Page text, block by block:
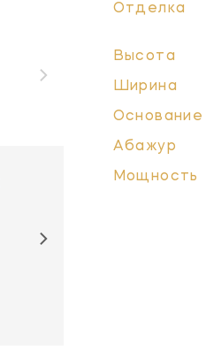
Отделка
Высота
Ширина
Основание
Абажур
Мощность